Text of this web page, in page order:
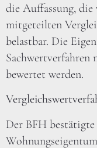
die Auffassung, die
mitgeteilten
belastbar. Die
bewertet werden.
Der BFH bestätigte